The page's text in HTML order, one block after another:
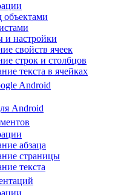
объектами
и настройки
свойств ячеек
строк и столбцов
текста в ячейках
Android
Android
абзаца
страницы
текста